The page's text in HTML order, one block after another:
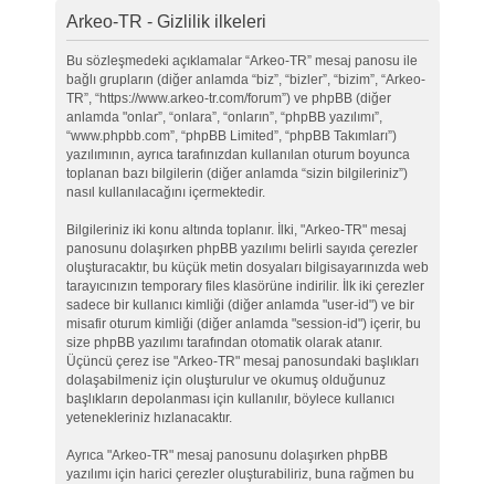
Arkeo-TR - Gizlilik ilkeleri
Bu sözleşmedeki açıklamalar “Arkeo-TR” mesaj panosu ile
bağlı grupların (diğer anlamda “biz”, “bizler”, “bizim”, “Arkeo-
TR”, “https://www.arkeo-tr.com/forum”) ve phpBB (diğer
anlamda "onlar”, “onlara”, “onların”, “phpBB yazılımı”,
“www.phpbb.com”, “phpBB Limited”, “phpBB Takımları”)
yazılımının, ayrıca tarafınızdan kullanılan oturum boyunca
toplanan bazı bilgilerin (diğer anlamda “sizin bilgileriniz”)
nasıl kullanılacağını içermektedir.
Bilgileriniz iki konu altında toplanır. İlki, "Arkeo-TR" mesaj
panosunu dolaşırken phpBB yazılımı belirli sayıda çerezler
oluşturacaktır, bu küçük metin dosyaları bilgisayarınızda web
tarayıcınızın temporary files klasörüne indirilir. İlk iki çerezler
sadece bir kullanıcı kimliği (diğer anlamda "user-id") ve bir
misafir oturum kimliği (diğer anlamda "session-id") içerir, bu
size phpBB yazılımı tarafından otomatik olarak atanır.
Üçüncü çerez ise "Arkeo-TR" mesaj panosundaki başlıkları
dolaşabilmeniz için oluşturulur ve okumuş olduğunuz
başlıkların depolanması için kullanılır, böylece kullanıcı
yetenekleriniz hızlanacaktır.
Ayrıca "Arkeo-TR" mesaj panosunu dolaşırken phpBB
yazılımı için harici çerezler oluşturabiliriz, buna rağmen bu